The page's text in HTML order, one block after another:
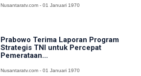
Nusantaratv.com - 01 Januari 1970
Prabowo Terima Laporan Program
Strategis TNI untuk Percepat
Pemerataan...
Nusantaratv.com - 01 Januari 1970